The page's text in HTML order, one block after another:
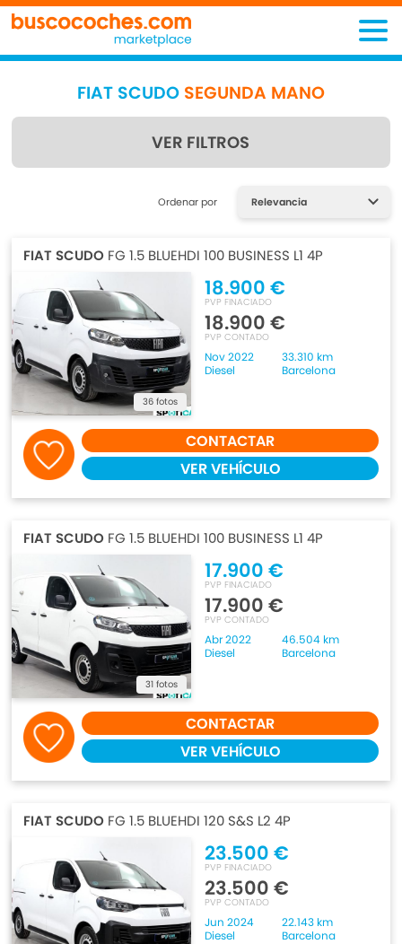
FIAT SCUDO SEGUNDA MANO
VER FILTROS
Encuentra lo que estás
Ordenar por
FIAT SCUDO FG 1.5 BLUEHDI 100 BUSINESS L1 4P
36 fotos
18.900 €
PVP FINACIADO
18.900 €
PVP CONTADO
Nov 2022
33.310 km
Diesel
Barcelona
CONTACTAR
VER VEHÍCULO
FIAT SCUDO FG 1.5 BLUEHDI 100 BUSINESS L1 4P
31 fotos
17.900 €
PVP FINACIADO
17.900 €
PVP CONTADO
Abr 2022
46.504 km
Diesel
Barcelona
CONTACTAR
VER VEHÍCULO
FIAT SCUDO FG 1.5 BLUEHDI 120 S&S L2 4P
23.500 €
PVP FINACIADO
23.500 €
PVP CONTADO
Jun 2024
22.143 km
Diesel
Barcelona